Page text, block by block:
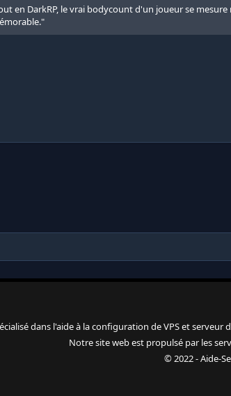
en DarkRP, le vrai bodycount d'un joueur se
dans l'aide à la configuration de VPS et
Notre site web est propulsé par les
© 2022 - Aide-